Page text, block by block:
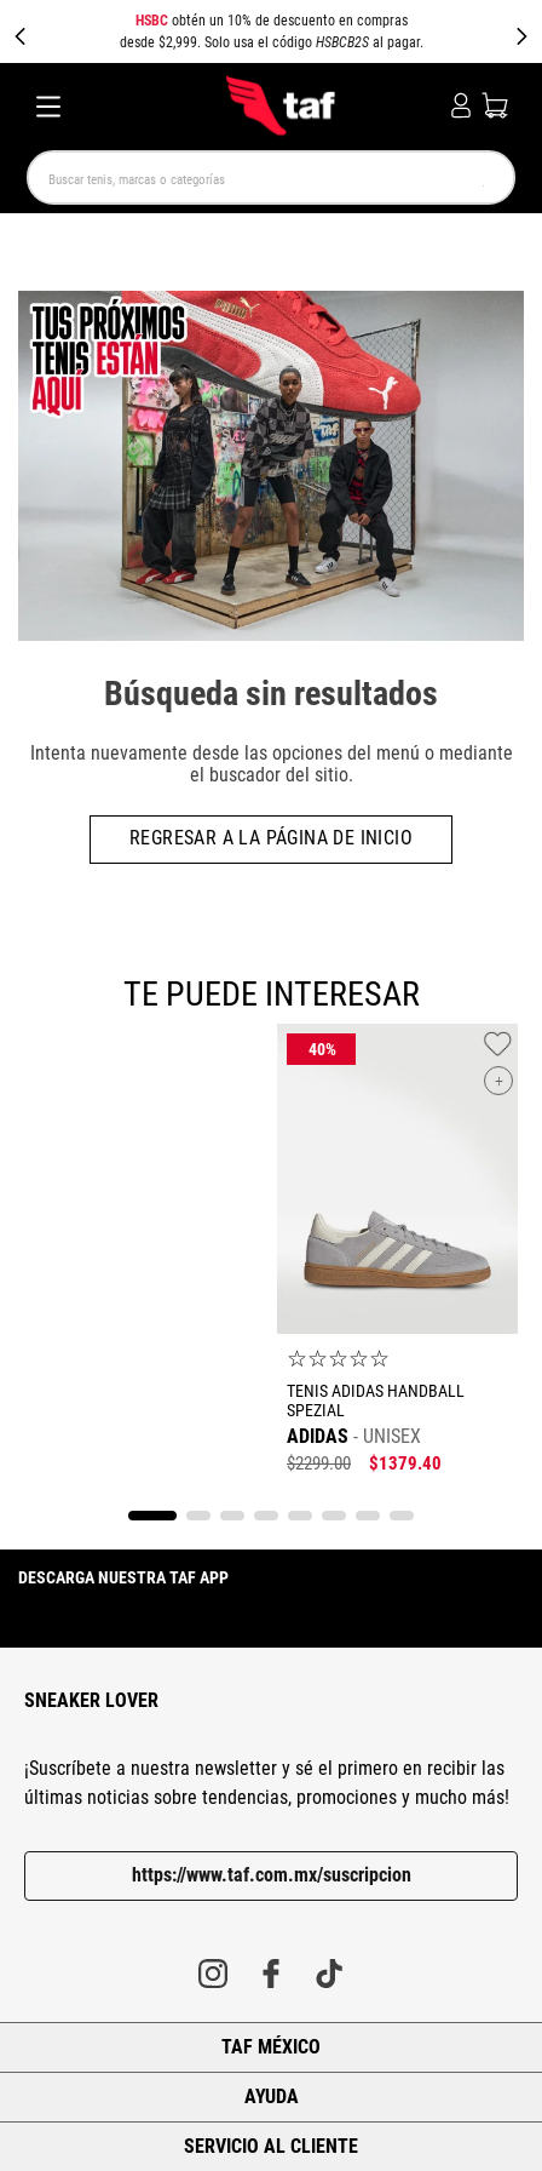
HSBCobtén un 10% de descuento en compras
desde $2,999. Solo usa el código HSBCB2Sal pagar.
Buscar tenis, marcas o categorías
Búsqueda sin resultados
Intenta nuevamente desde las opciones del menú o mediante
el buscador del sitio.
REGRESAR A LA PÁGINA DE INICIO
TE PUEDE INTERESAR
+
☆☆☆☆☆
TENIS ADIDAS HANDBALL
SPEZIAL
ADIDAS UNISEX
$2299.00 $1379.40
DESCARGA NUESTRA TAF APP
SNEAKER LOVER
¡Suscríbete a nuestra newsletter y sé el primero en recibir las
últimas noticias sobre tendencias, promociones y mucho más!
https://www.taf.com.mx/suscripcion
TAF MÉXICO
AYUDA
SERVICIO AL CLIENTE
SPEEDCAT JORDAN 1 CAMPUS
PUMA SPEEDCAT AIR MAX